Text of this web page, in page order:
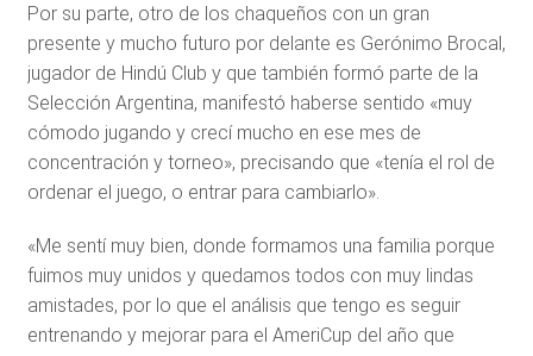
Por su parte, otro de los chaqueños con un gran
presente y mucho futuro por delante es Gerónimo Brocal,
jugador de Hindú Club y que también formó parte de la
Selección Argentina, manifestó haberse sentido «muy
cómodo jugando y crecí mucho en ese mes de
concentración y torneo», precisando que «tenía el rol de
ordenar el juego, o entrar para cambiarlo».
«Me sentí muy bien, donde formamos una familia porque
fuimos muy unidos y quedamos todos con muy lindas
amistades, por lo que el análisis que tengo es seguir
entrenando y mejorar para el AmeriCup del año que